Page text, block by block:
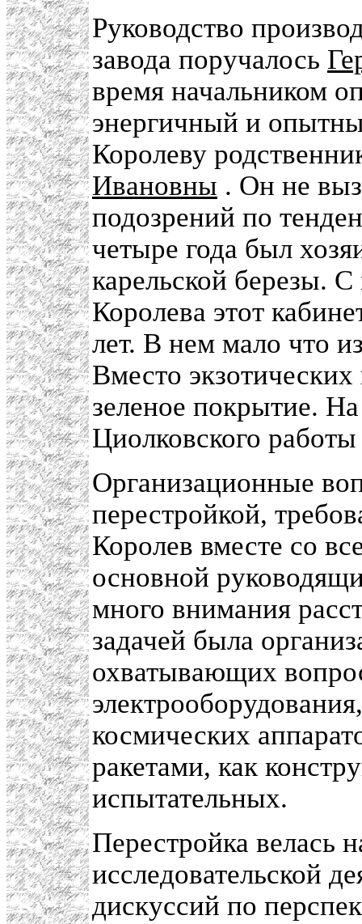
Руководство
завода поручалось
время начальником
энергичный и
Королеву
Ивановны . Он не
подозрений по
четыре года был
карельской березы.
Королева этот
лет. В нем мало что
Вместо
зеленое покрытие.
Циолковского
Организационные
перестройкой,
Королев вместе со
основной
много внимания
задачей была
охватывающих
космических
ракетами, как
испытательных.
Перестройка велась
исследовательской
дискуссий по